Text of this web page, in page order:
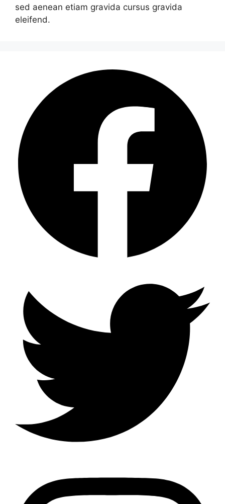
sed aenean etiam gravida cursus gravida
eleifend.